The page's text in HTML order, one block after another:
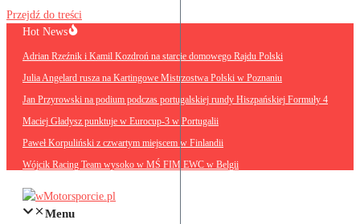
Przejdź do treści
Hot News
Adrian Rzeźnik i Kamil Kozdroń na starcie domowego Rajdu Polski
Julia Angelard rusza na Kartingowe Mistrzostwa Polski w Poznaniu
Jan Przyrowski na podium podczas portugalskiej rundy Hiszpańskiej Formuły 4
Maciej Gładysz punktuje w Eurocup-3 w Portugalii
Paweł Korpuliński z czwartym miejscem w Finlandii
Wójcik Racing Team wysoko w MŚ FIM EWC w Belgii
Menu